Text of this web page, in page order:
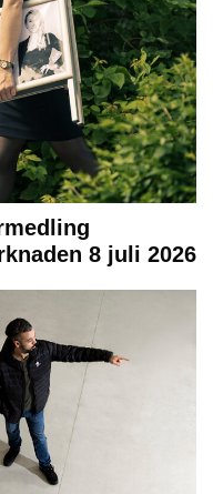
8 juli 2026